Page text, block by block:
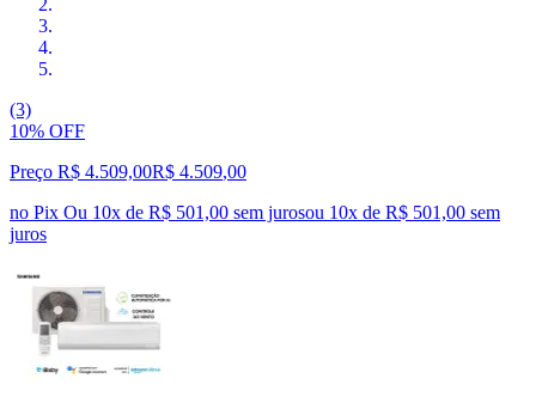
(3)
10% OFF
Preço R$ 4.509,00R$ 4.509,00
no Pix Ou 10x de R$ 501,00 sem jurosou 10x de R$ 501,00 sem
juros